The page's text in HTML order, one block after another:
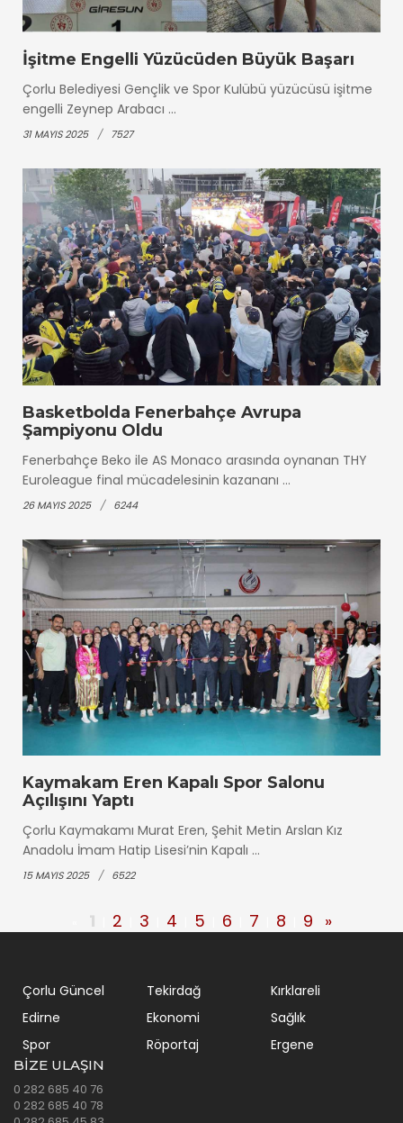
İşitme Engelli Yüzücüden Büyük Başarı
Çorlu Belediyesi Gençlik ve Spor Kulübü yüzücüsü işitme
engelli Zeynep Arabacı ...
31 MAYIS 2025 7527
Basketbolda Fenerbahçe Avrupa
Şampiyonu Oldu
Fenerbahçe Beko ile AS Monaco arasında oynanan THY
Euroleague final mücadelesinin kazananı ...
26 MAYIS 2025 6244
Kaymakam Eren Kapalı Spor Salonu
Açılışını Yaptı
Çorlu Kaymakamı Murat Eren, Şehit Metin Arslan Kız
Anadolu İmam Hatip Lisesi’nin Kapalı ...
15 MAYIS 2025 6522
1 2 3 4 5 6 7 8 9 »
Çorlu Güncel Tekirdağ
Kırklareli
Edirne
Ekonomi
Sağlık
Spor
Röportaj Ergene
BIZE ULAŞIN
0 282 685 40 76
0 282 685 40 78